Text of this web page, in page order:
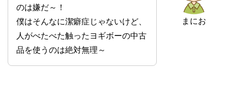
まにお
のは嫌だ～！
僕はそんなに潔癖症じゃないけど、
人がべたべた触ったヨギボーの中古
品を使うのは絶対無理～